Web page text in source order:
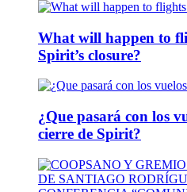
What will happen to
Spirit’s closure?
¿Que pasará con los
cierre de Spirit?